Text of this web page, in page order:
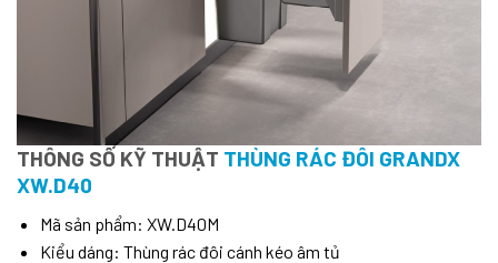
THÔNG SỐ KỸ THUẬT THÙNG RÁC ĐÔI GRANDX
XW.D40
Mã sản phẩm: XW.D40M
Kiểu dáng: Thùng rác đôi cánh kéo âm tủ